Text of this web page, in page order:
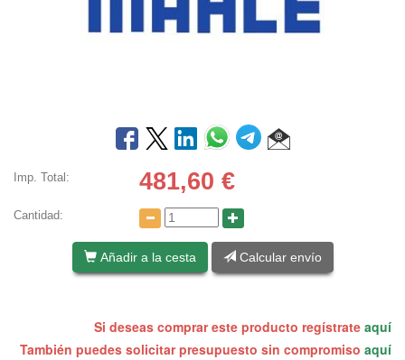
Imp. Total: 481,60 €
Cantidad:
Añadir a la cesta Calcular envío
Si deseas comprar este producto regístrate aquí
También puedes solicitar presupuesto sin compromiso aquí